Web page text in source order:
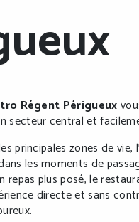
Régent Périgueux
secteur central et
principales zones de
les moments de
repas plus posé, le
directe et sans